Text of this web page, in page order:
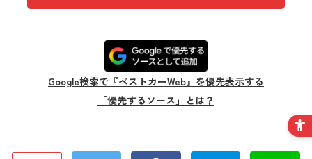
Google検索で『ベストカーWeb』を優先表示する
「優先するソース」とは？